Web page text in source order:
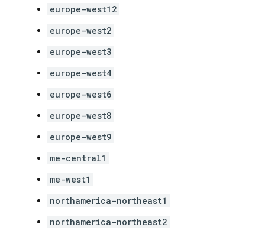
europe-west12
europe-west2
europe-west3
europe-west4
europe-west6
europe-west8
europe-west9
me-central1
me-west1
northamerica-northeast1
northamerica-northeast2